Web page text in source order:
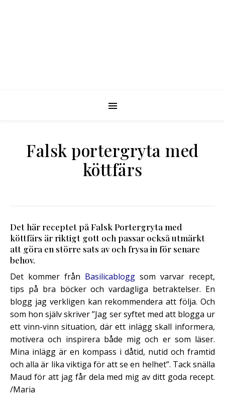
Falsk portergryta med
köttfärs
Det här receptet på Falsk Portergryta med
köttfärs är riktigt gott och passar också utmärkt
att göra en större sats av och frysa in för senare
behov.
Det kommer från Basilicablogg som varvar recept,
tips på bra böcker och vardagliga betraktelser. En
blogg jag verkligen kan rekommendera att följa. Och
som hon själv skriver ”Jag ser syftet med att blogga ur
ett vinn-vinn situation, där ett inlägg skall informera,
motivera och inspirera både mig och er som läser.
Mina inlägg är en kompass i dåtid, nutid och framtid
och alla är lika viktiga för att se en helhet”. Tack snälla
Maud för att jag får dela med mig av ditt goda recept.
/Maria